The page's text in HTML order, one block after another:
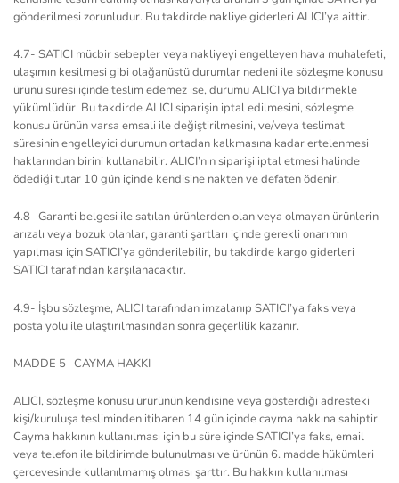
gönderilmesi zorunludur. Bu takdirde nakliye giderleri ALICI’ya aittir.
4.7- SATICI mücbir sebepler veya nakliyeyi engelleyen hava muhalefeti,
ulaşımın kesilmesi gibi olağanüstü durumlar nedeni ile sözleşme konusu
ürünü süresi içinde teslim edemez ise, durumu ALICI’ya bildirmekle
yükümlüdür. Bu takdirde ALICI siparişin iptal edilmesini, sözleşme
konusu ürünün varsa emsali ile değiştirilmesini, ve/veya teslimat
süresinin engelleyici durumun ortadan kalkmasına kadar ertelenmesi
haklarından birini kullanabilir. ALICI’nın siparişi iptal etmesi halinde
ödediği tutar 10 gün içinde kendisine nakten ve defaten ödenir.
4.8- Garanti belgesi ile satılan ürünlerden olan veya olmayan ürünlerin
arızalı veya bozuk olanlar, garanti şartları içinde gerekli onarımın
yapılması için SATICI’ya gönderilebilir, bu takdirde kargo giderleri
SATICI tarafından karşılanacaktır.
4.9- İşbu sözleşme, ALICI tarafından imzalanıp SATICI’ya faks veya
posta yolu ile ulaştırılmasından sonra geçerlilik kazanır.
MADDE 5- CAYMA HAKKI
ALICI, sözleşme konusu ürürünün kendisine veya gösterdiği adresteki
kişi/kuruluşa tesliminden itibaren 14 gün içinde cayma hakkına sahiptir.
Cayma hakkının kullanılması için bu süre içinde SATICI’ya faks, email
veya telefon ile bildirimde bulunulması ve ürünün 6. madde hükümleri
çercevesinde kullanılmamış olması şarttır. Bu hakkın kullanılması